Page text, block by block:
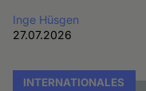
Inge Hüsgen
27.07.2026
INTERNATIONALES